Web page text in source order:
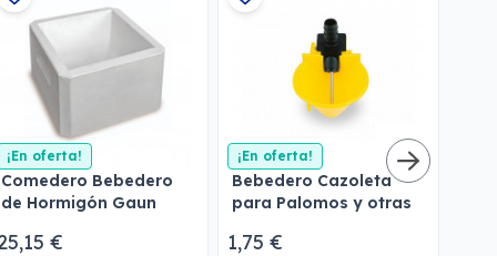
¡En oferta!
Comedero Bebedero
de Hormigón Gaun
€
¡En oferta!
Bebedero Cazoleta
para Palomos y otras
1,75 €